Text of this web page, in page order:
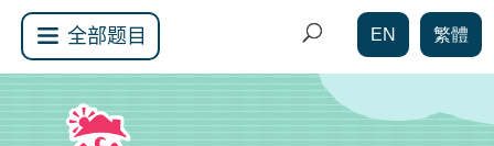
全部题目 EN 繁體